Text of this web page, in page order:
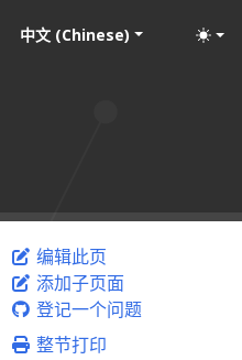
中文 (Chinese)
编辑此页
添加子页面
登记一个问题
整节打印